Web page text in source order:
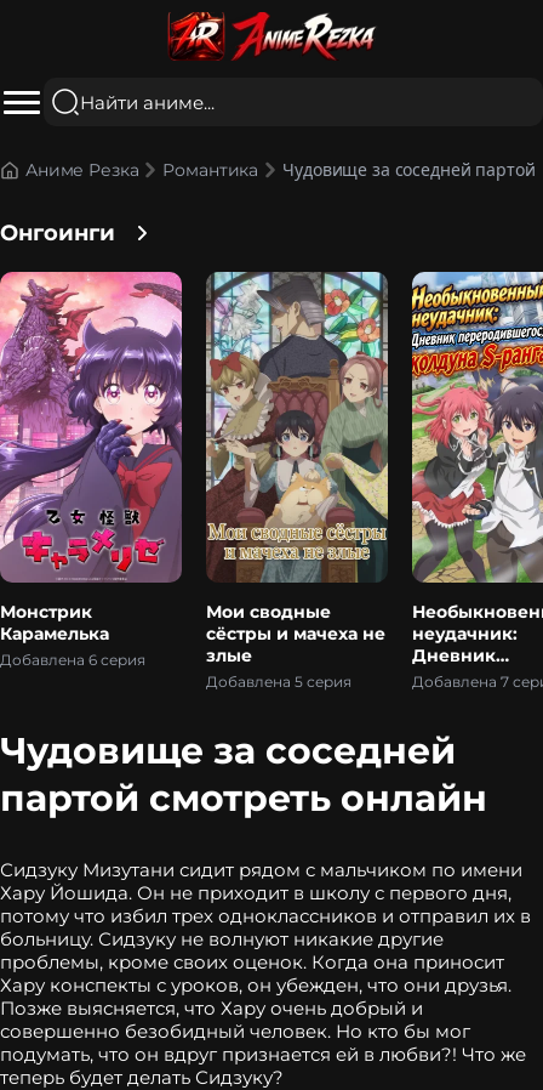
Аниме Резка Романтика Чудовище за соседней партой
Онгоинги
Монстрик
Карамелька
Добавлена 6 серия
Мои сводные
сёстры и мачеха не
злые
Добавлена 5 серия
неудачник:
Дневник
Добавлена 7
Чудовище за соседней
партой смотреть онлайн
Сидзуку Мизутани сидит рядом с мальчиком по имени
Хару Йошида. Он не приходит в школу с первого дня,
потому что избил трех одноклассников и отправил их в
больницу. Сидзуку не волнуют никакие другие
проблемы, кроме своих оценок. Когда она приносит
Хару конспекты с уроков, он убежден, что они друзья.
Позже выясняется, что Хару очень добрый и
совершенно безобидный человек. Но кто бы мог
подумать, что он вдруг признается ей в любви?! Что же
теперь будет делать Сидзуку?